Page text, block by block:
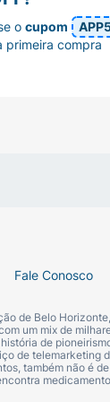
em
crises
sem
Fale Conosco
de Belo
um mix de
de
de telemarketing
também não é
ocupom
primeira compra